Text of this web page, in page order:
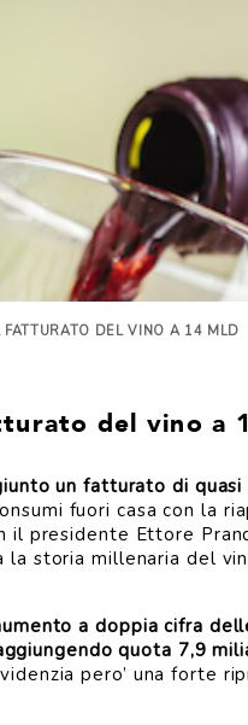
FATTURATO DEL VINO A 14 MLD
del vino a
un fatturato di
fuori casa con la
presidente Ettore
storia millenaria del
a doppia cifra
quota 7,9
pero’ una forte